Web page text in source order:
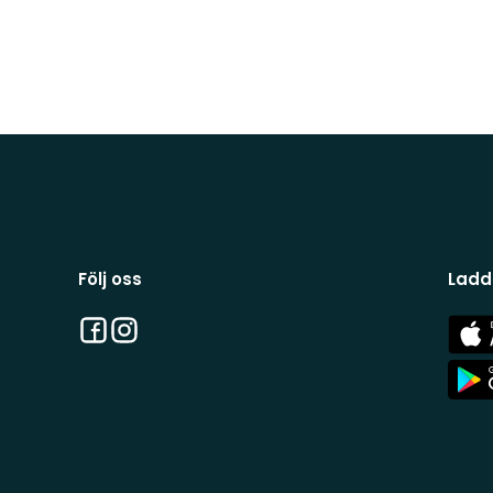
Följ oss
Facebook
Instagram
App
Store
App
Store